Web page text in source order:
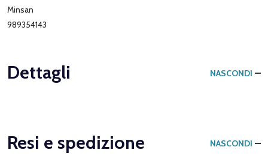
Minsan
989354143
Dettagli NASCONDI
Resi e spedizione NASCONDI